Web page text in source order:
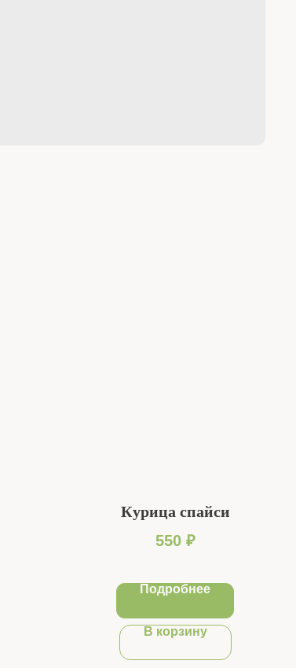
Курица спайси
550 ₽
Подробнее
В корзину